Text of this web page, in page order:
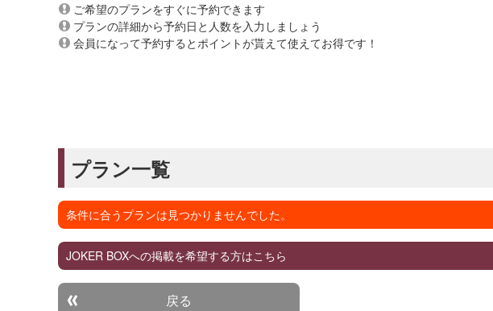
ご希望のプランをすぐに予約できます
プランの詳細から予約日と人数を入力しましょう
会員になって予約するとポイントが貰えて使えてお得です！
プラン一覧
条件に合うプランは見つかりませんでした。
JOKER BOXへの掲載を希望する方はこちら
戻る